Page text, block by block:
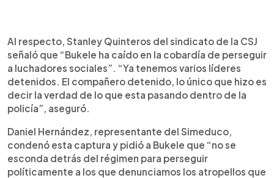
Al respecto, Stanley Quinteros del sindicato de la CSJ
señaló que “Bukele ha caído en la cobardía de perseguir
a luchadores sociales”. “Ya tenemos varios líderes
detenidos. El compañero detenido, lo único que hizo es
decir la verdad de lo que esta pasando dentro de la
policía”, aseguró.
Daniel Hernández, representante del Simeduco,
condenó esta captura y pidió a Bukele que “no se
esconda detrás del régimen para perseguir
políticamente a los que denunciamos los atropellos que